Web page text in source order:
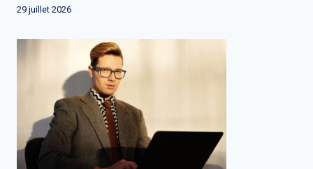
29 juillet 2026